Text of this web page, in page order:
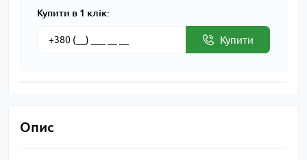
Купити в 1 клік:
Купити
Опис